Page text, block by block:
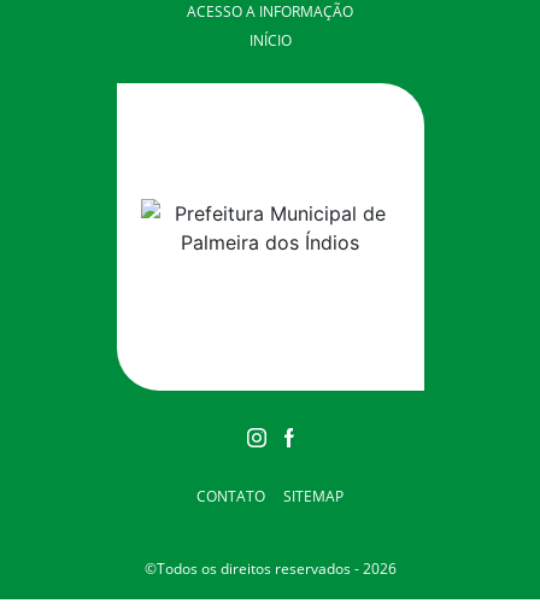
ACESSO A INFORMAÇÃO
INÍCIO
CONTATO SITEMAP
©Todos os direitos reservados - 2026